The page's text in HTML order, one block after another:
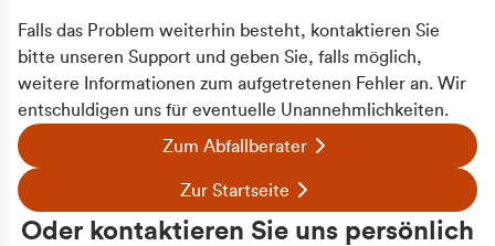
Falls das Problem weiterhin besteht, kontaktieren Sie
bitte unseren Support und geben Sie, falls möglich,
weitere Informationen zum aufgetretenen Fehler an. Wir
entschuldigen uns für eventuelle Unannehmlichkeiten.
Zum Abfallberater
Zur Startseite
Oder kontaktieren Sie uns persönlich